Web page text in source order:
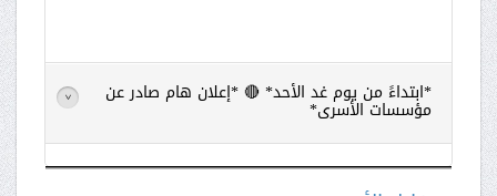
*ابتداءً من يوم غد الأحد* 🔴 *إعلان هام صادر عن
مؤسسات الأسرى* >
اقرأ